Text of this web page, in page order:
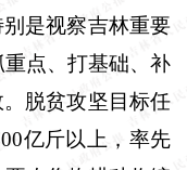
是视察吉林重要
点、打基础、补
脱贫攻坚目标任
亿斤以上，率先